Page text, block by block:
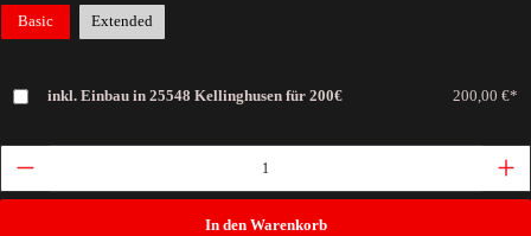
Basic Extended
inkl. Einbau in 25548 Kellinghusen für 200€ 200,00 €*
In den Warenkorb